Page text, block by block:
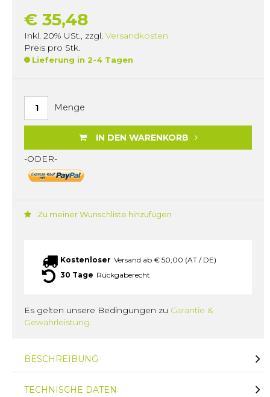
€ 35,48
Inkl. 20% USt., zzgl. Versandkosten
Preis pro Stk.
Lieferung in 2-4 Tagen
Menge
IN DEN WARENKORB
-ODER-
Zu meiner Wunschliste hinzufügen
Kostenloser Versand ab € 50,00 (AT / DE)
30 Tage Rückgaberecht
Es gelten unsere Bedingungen zu Garantie &
Gewährleistung.
BESCHREIBUNG
TECHNISCHE DATEN